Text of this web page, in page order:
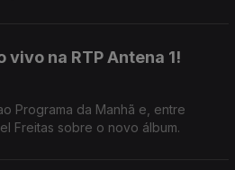
vivo na RTP Antena 1!
Programa da Manhã e, entre
Freitas sobre o novo álbum.